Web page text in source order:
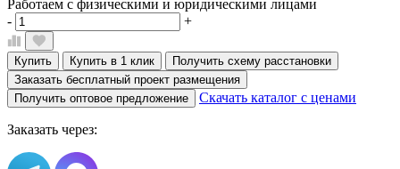
Работаем с физическими и юридическими лицами
-
+
Купить Купить в 1 клик
Получить схему расстановки
Заказать бесплатный проект размещения
Получить оптовое предложение
Скачать каталог с ценами
Заказать через: